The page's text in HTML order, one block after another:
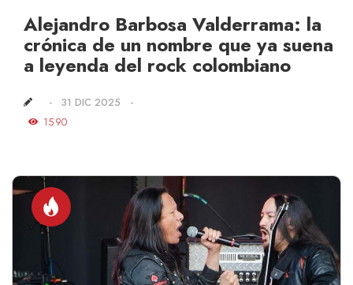
Alejandro Barbosa Valderrama: la
crónica de un nombre que ya suena
a leyenda del rock colombiano
31 DIC 2025
1590